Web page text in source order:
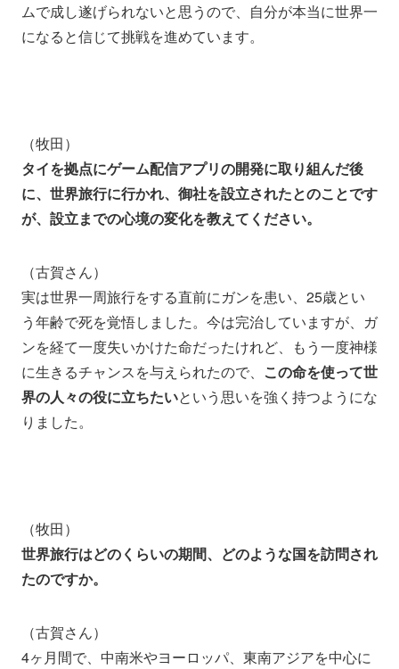
ムで成し遂げられないと思うので、自分が本当に世界一
になると信じて挑戦を進めています。
（牧田）
タイを拠点にゲーム配信アプリの開発に取り組んだ後
に、世界旅行に行かれ、御社を設立されたとのことです
が、設立までの心境の変化を教えてください。
（古賀さん）
実は世界一周旅行をする直前にガンを患い、25歳とい
う年齢で死を覚悟しました。今は完治していますが、ガ
ンを経て一度失いかけた命だったけれど、もう一度神様
に生きるチャンスを与えられたので、 この命を使って世
界の人々の役に立ちたいという思いを強く持つようにな
りました。
（牧田）
世界旅行はどのくらいの期間、どのような国を訪問され
たのですか。
（古賀さん）
4ヶ月間で、中南米やヨーロッパ、東南アジアを中心に